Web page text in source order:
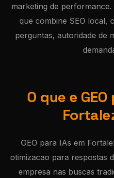
marketing de performance.
que combine SEO local,
perguntas, autoridade de
O que e
GEO para IAs em
otimizacao para respostas
empresa nas buscas